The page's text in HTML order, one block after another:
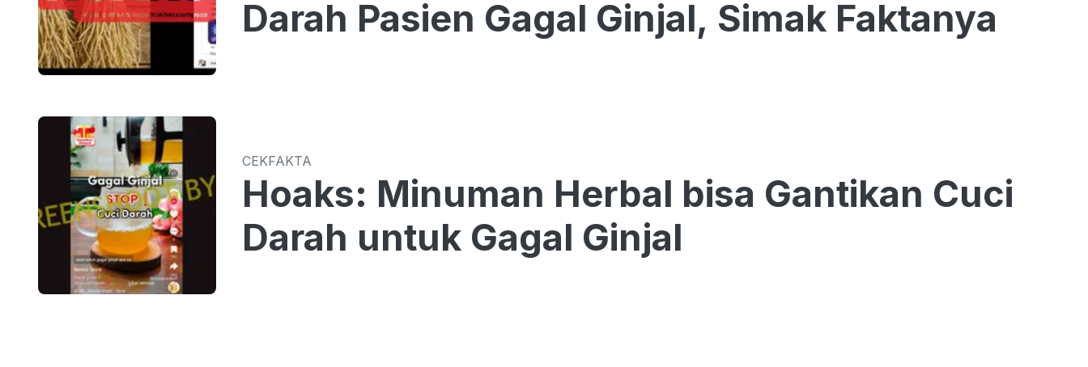
Darah Pasien Gagal Ginjal, Simak Faktanya
CEKFAKTA
Hoaks: Minuman Herbal bisa Gantikan Cuci
Darah untuk Gagal Ginjal